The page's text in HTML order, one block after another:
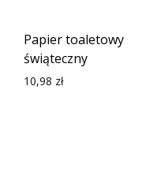
Papier toaletowy
świąteczny
10,98 zł